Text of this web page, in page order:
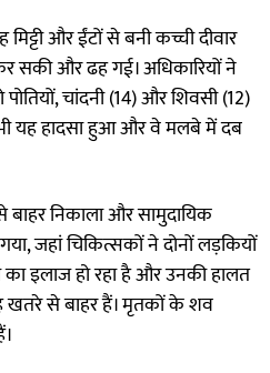
और ईंटों से बनी कच्ची दीवार
सकी और ढह गई। अधिकारियों ने
चांदनी (14) और शिवसी (12)
यह हादसा हुआ और वे मलबे में दब
बाहर निकाला और सामुदायिक
जहां चिकित्सकों ने दोनों लड़कियों
का इलाज हो रहा है और उनकी हालत
खतरे से बाहर हैं। मृतकों के शव